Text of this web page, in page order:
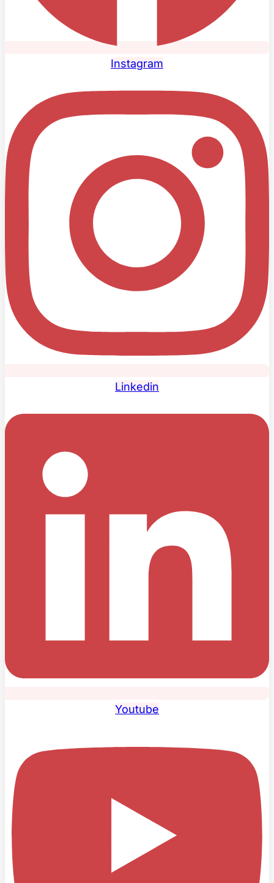
Instagram
Linkedin
Youtube